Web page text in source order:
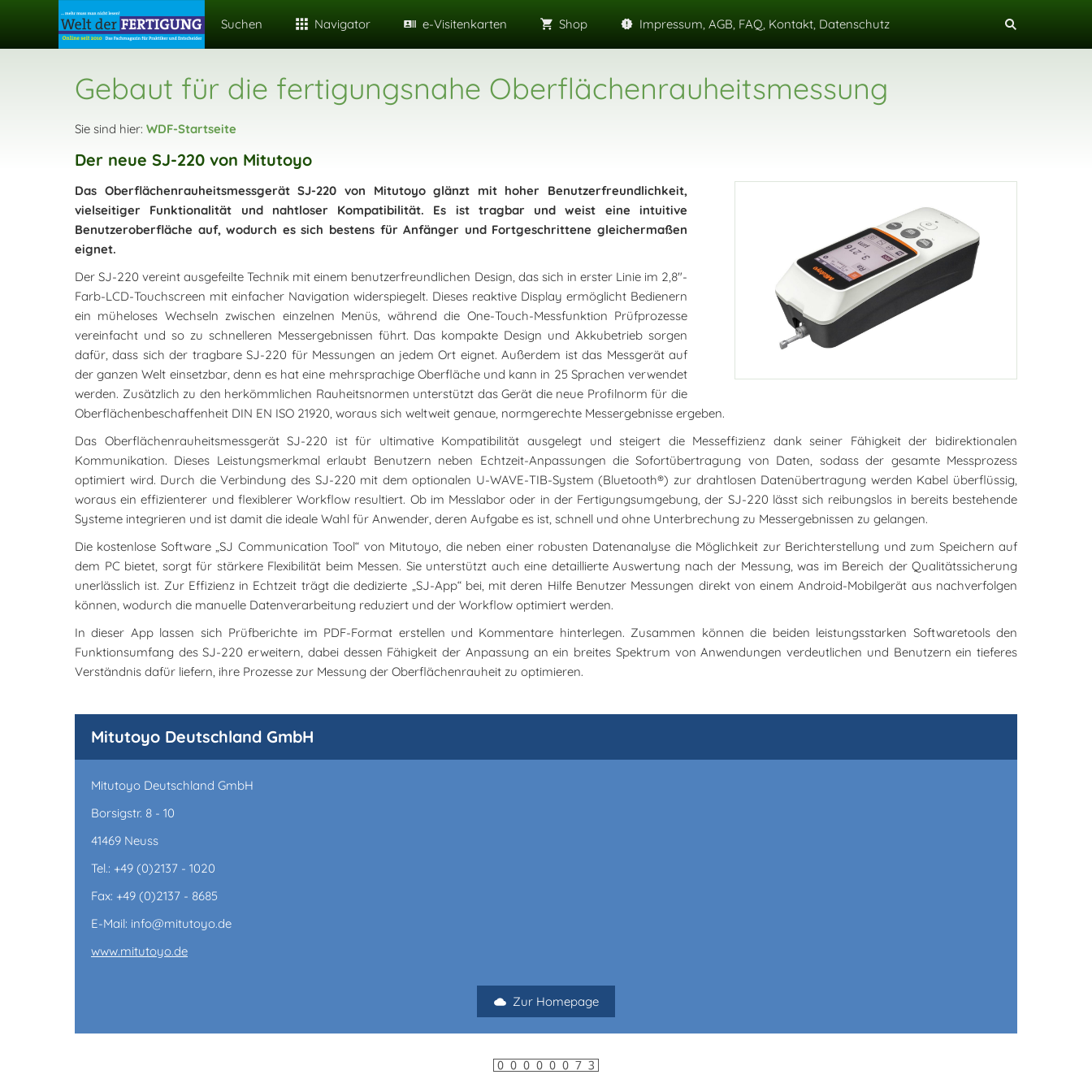
Suchen Navigator e-Visitenkarten Shop Impressum, AGB, FAQ, Kontakt, Datenschutz
Gebaut für die fertigungsnahe Oberflächenrauheitsmessung
Sie sind hier: WDF-Startseite
Der neue SJ-220 von Mitutoyo
Das Oberflächenrauheitsmessgerät SJ-220 von Mitutoyo glänzt mit hoher Benutzerfreundlichkeit,
vielseitiger Funktionalität und nahtloser Kompatibilität. Es ist tragbar und weist eine intuitive
Benutzeroberfläche auf, wodurch es sich bestens für Anfänger und Fortgeschrittene gleichermaßen
eignet.
Der SJ-220 vereint ausgefeilte Technik mit einem benutzerfreundlichen Design, das sich in erster Linie im 2,8"-
Farb-LCD-Touchscreen mit einfacher Navigation widerspiegelt. Dieses reaktive Display ermöglicht Bedienern
ein müheloses Wechseln zwischen einzelnen Menüs, während die One-Touch-Messfunktion Prüfprozesse
vereinfacht und so zu schnelleren Messergebnissen führt. Das kompakte Design und Akkubetrieb sorgen
dafür, dass sich der tragbare SJ-220 für Messungen an jedem Ort eignet. Außerdem ist das Messgerät auf
der ganzen Welt einsetzbar, denn es hat eine mehrsprachige Oberfläche und kann in 25 Sprachen verwendet
werden. Zusätzlich zu den herkömmlichen Rauheitsnormen unterstützt das Gerät die neue Profilnorm für die
Oberflächenbeschaffenheit DIN EN ISO 21920, woraus sich weltweit genaue, normgerechte Messergebnisse ergeben.
Das Oberflächenrauheitsmessgerät SJ-220 ist für ultimative Kompatibilität ausgelegt und steigert die Messeffizienz dank seiner Fähigkeit der bidirektionalen
Kommunikation. Dieses Leistungsmerkmal erlaubt Benutzern neben Echtzeit-Anpassungen die Sofortübertragung von Daten, sodass der gesamte Messprozess
optimiert wird. Durch die Verbindung des SJ-220 mit dem optionalen U-WAVE-TIB-System (Bluetooth®) zur drahtlosen Datenübertragung werden Kabel überflüssig,
woraus ein effizienterer und flexiblerer Workflow resultiert. Ob im Messlabor oder in der Fertigungsumgebung, der SJ-220 lässt sich reibungslos in bereits bestehende
Systeme integrieren und ist damit die ideale Wahl für Anwender, deren Aufgabe es ist, schnell und ohne Unterbrechung zu Messergebnissen zu gelangen.
Die kostenlose Software „SJ Communication Tool“ von Mitutoyo, die neben einer robusten Datenanalyse die Möglichkeit zur Berichterstellung und zum Speichern auf
dem PC bietet, sorgt für stärkere Flexibilität beim Messen. Sie unterstützt auch eine detaillierte Auswertung nach der Messung, was im Bereich der Qualitätssicherung
unerlässlich ist. Zur Effizienz in Echtzeit trägt die dedizierte „SJ-App“ bei, mit deren Hilfe Benutzer Messungen direkt von einem Android-Mobilgerät aus nachverfolgen
können, wodurch die manuelle Datenverarbeitung reduziert und der Workflow optimiert werden.
In dieser App lassen sich Prüfberichte im PDF-Format erstellen und Kommentare hinterlegen. Zusammen können die beiden leistungsstarken Softwaretools den
Funktionsumfang des SJ-220 erweitern, dabei dessen Fähigkeit der Anpassung an ein breites Spektrum von Anwendungen verdeutlichen und Benutzern ein tieferes
Verständnis dafür liefern, ihre Prozesse zur Messung der Oberflächenrauheit zu optimieren.
Mitutoyo Deutschland GmbH
Mitutoyo Deutschland GmbH
Borsigstr. 8 - 10
41469 Neuss
Tel.: +49 (0)2137 - 1020
Fax: +49 (0)2137 - 8685
E-Mail: info@mitutoyo.de
www.mitutoyo.de
Zur Homepage